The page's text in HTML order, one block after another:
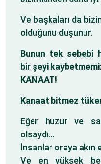
Ve başkaları da
olduğunu düşünür.
Bunun tek sebebi
bir şeyi
KANAAT!
Kanaat bitmez
Eğer huzur ve
olsaydı…
İnsanlar oraya akın
Ve en yüksek